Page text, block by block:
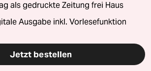
als gedruckte Zeitung frei Haus
Ausgabe inkl. Vorlesefunktion
Jetzt bestellen